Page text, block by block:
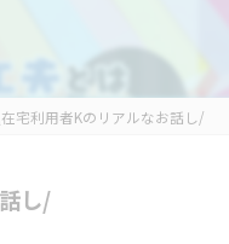
宅利用者Kのリアルなお話し/
し/